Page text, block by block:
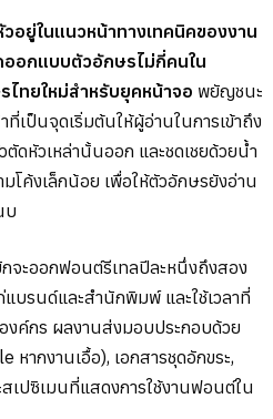
อยู่ในแนวหน้าทางเทคนิคของงาน
อกแบบตัวอักษรไม่กี่คนใน
ทยใหม่สำหรับยุคหน้าจอ พยัญชนะ
เป็นจุดเริ่มต้นให้ผู้อ่านในการเข้าถึง
ดหัวเหล่านั้นออก และชดเชยด้วยน้ำ
โค้งเล็กน้อย เพื่อให้ตัวอักษรยังอ่าน
บ
ะออกฟอนต์รีเทลปีละหนึ่งถึงสอง
บรนด์และสำนักพิมพ์ และใช้เวลาที่
งค์กร ผลงานส่งมอบประกอบด้วย
ากงานเอื้อ), เอกสารชุดอักขระ,
เปซิเมนที่แสดงการใช้งานฟอนต์ใน